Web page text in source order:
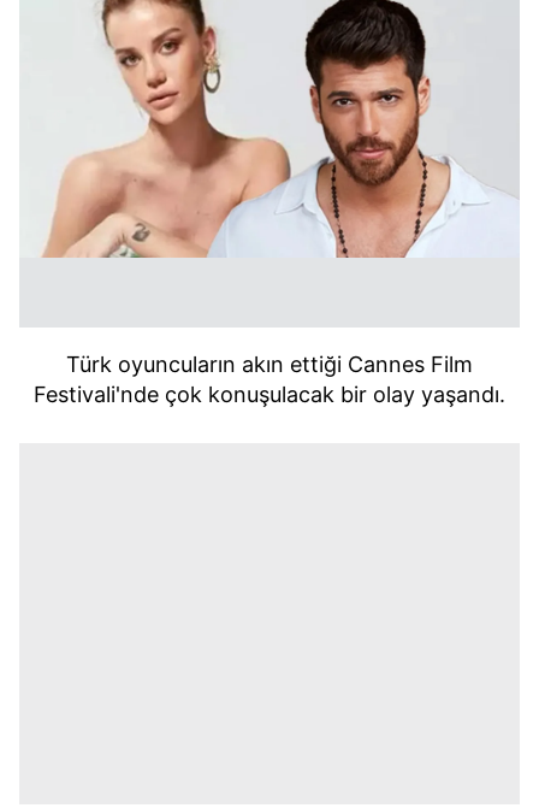
Türk oyuncuların akın ettiği Cannes Film
Festivali'nde çok konuşulacak bir olay yaşandı.